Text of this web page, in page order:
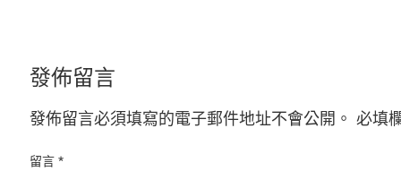
發佈留言
發佈留言必須填寫的電子郵件地址不會公開。 必填
留言 *